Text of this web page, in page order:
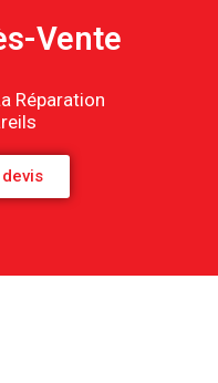
Vente
Réparation